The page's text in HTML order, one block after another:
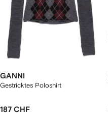
GANNI
Gestricktes Poloshirt
187 CHF